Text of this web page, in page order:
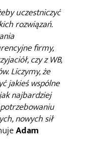
uczestniczyć
rozwiązań.
firmy,
czy z WB,
Liczymy, że
jakieś wspólne
najbardziej
nowych sił
Adam